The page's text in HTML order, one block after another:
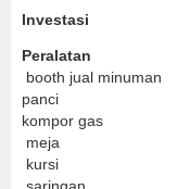
Investasi
Peralatan
booth jual minuman
panci
kompor gas
meja
kursi